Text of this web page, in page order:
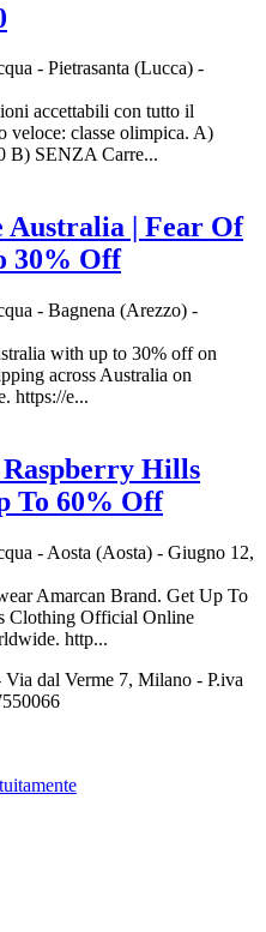
- Pietrasanta (Lucca) -
accettabili con tutto il
veloce: classe olimpica. A)
B) SENZA Carre...
Australia | Fear Of
30% Off
- Bagnena (Arezzo) -
with up to 30% off on
across Australia on
https://e...
Hills
To 60% Off
- Aosta (Aosta) - Giugno 12,
Amarcan Brand. Get Up To
Clothing Official Online
http...
dal Verme 7, Milano - P.iva